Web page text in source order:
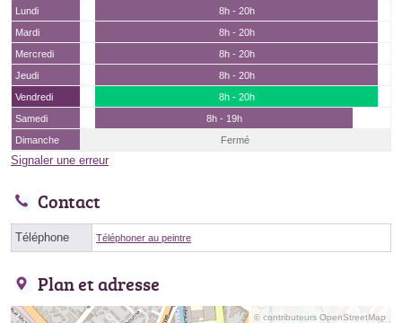
Lundi
8h - 20h
Mardi
8h - 20h
Mercredi
8h - 20h
Jeudi
8h - 20h
Vendredi
8h - 20h
Samedi
8h - 19h
Dimanche
Fermé
Signaler une erreur
Contact
Téléphone Téléphoner au peintre
Plan et adresse
© contributeurs OpenStreetMap